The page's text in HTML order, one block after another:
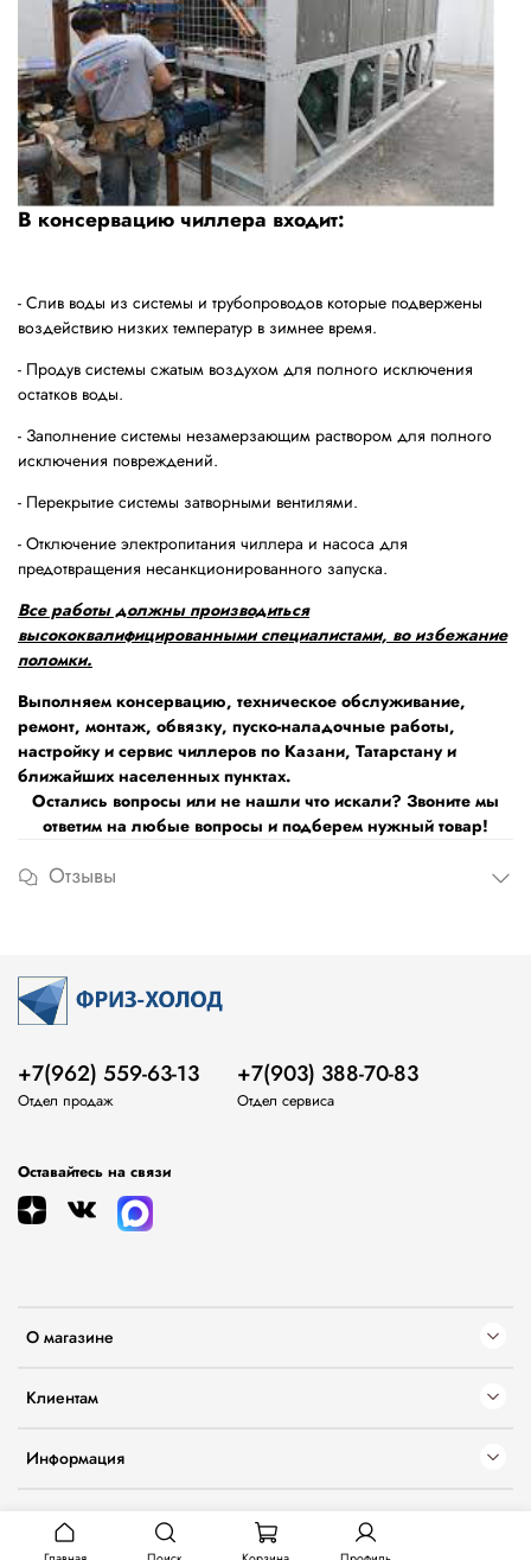
В консервацию чиллера входит:
- Слив воды из системы и трубопроводов которые подвержены
воздействию низких температур в зимнее время.
- Продув системы сжатым воздухом для полного исключения
остатков воды.
- Заполнение системы незамерзающим раствором для полного
исключения повреждений.
- Перекрытие системы затворными вентилями.
- Отключение электропитания чиллера и насоса для
предотвращения несанкционированного запуска.
Все работы должны производиться
высококвалифицированными специалистами, во избежание
поломки.
Выполняем консервацию, техническое обслуживание,
ремонт, монтаж, обвязку, пуско-наладочные работы,
настройку и сервис чиллеров по Казани, Татарстану и
ближайших населенных пунктах.
Остались вопросы или не нашли что искали? Звоните мы
ответим на любые вопросы и подберем нужный товар!
Отзывы
О магазине
Клиентам
Информация
+7(962) 559-63-13
Отдел продаж
+7(903) 388-70-83
Отдел сервиса
Оставайтесь на связи